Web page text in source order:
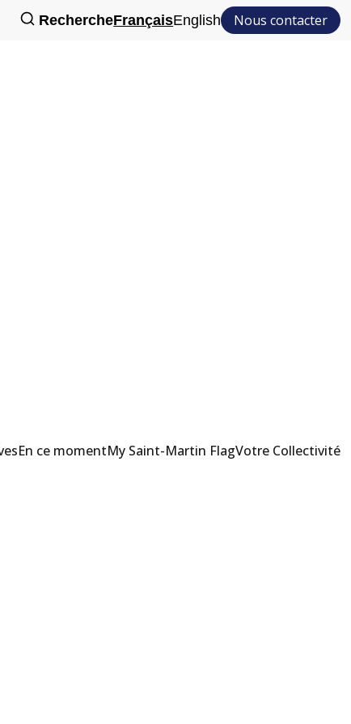
RechercheFrançaisEnglish Nous contacter
En ce momentMy Saint-Martin FlagVotre Collectivité